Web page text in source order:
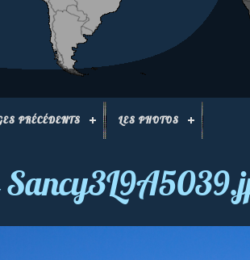
PRÉCÉDENTS LES PHOTOS